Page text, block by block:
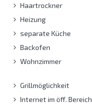
Haartrockner
Heizung
separate Küche
Backofen
Wohnzimmer
Grillmöglichkeit
Internet im öff. Bereich